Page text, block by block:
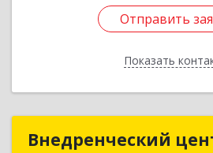
Отправить
Показать
Отправить
Назад
Внедренческий
Внедренческий